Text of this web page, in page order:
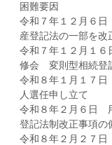
困難要因
令和７年１２月６
産登記法の一部を改
令和７年１２月１
修会 変則型相続登
令和８年１月１７
人選任申し立て
令和８年２月６日
登記法制改正事項の
令和８年２月２７